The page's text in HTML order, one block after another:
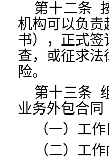
第十二条
机构可以负
书），正式
查，或征求
险。
第十三条
业务外包合
（一）工
（二）工